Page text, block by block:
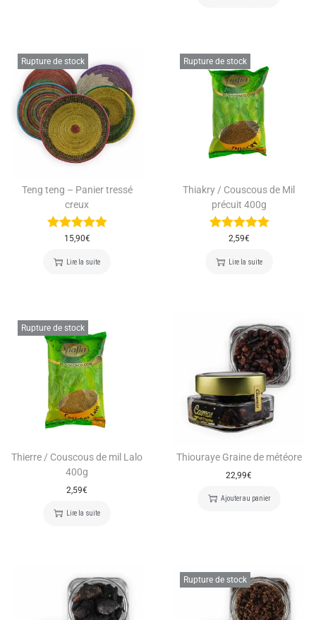
Rupture de stock
Teng teng – Panier tressé
creux
15,90€
Lire la suite
Rupture de stock
Thiakry / Couscous de Mil
précuit 400g
2,59€
Lire la suite
Rupture de stock
Thierre / Couscous de mil Lalo
400g
2,59€
Lire la suite
Thiouraye Graine de météore
22,99€
Ajouter au panier
Rupture de stock